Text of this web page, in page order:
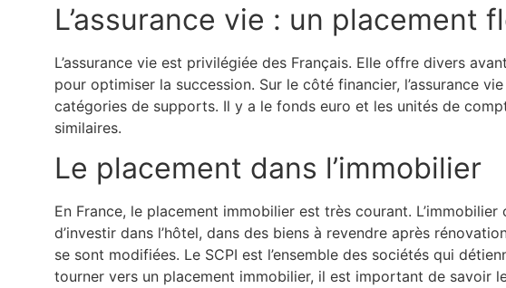
L’assurance vie : un placement
L’assurance vie est privilégiée des Français. Elle offre divers
pour optimiser la succession. Sur le côté financier, l’assurance
catégories de supports. Il y a le fonds euro et les unités de
similaires.
Le placement dans l’immobilier
En France, le placement immobilier est très courant.
d’investir dans l’hôtel, dans des biens à revendre après
se sont modifiées. Le SCPI est l’ensemble des sociétés qui
tourner vers un placement immobilier, il est important de savoir